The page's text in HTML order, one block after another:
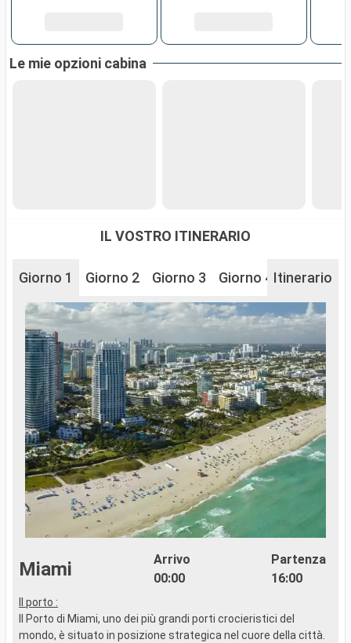
Le mie opzioni cabina
IL VOSTRO ITINERARIO
Giorno 1 Giorno 2 Giorno 3 Giorno 4 Giorno 5
Itinerario
Miami
Arrivo
00:00
Partenza
16:00
Il porto :
Il Porto di Miami, uno dei più grandi porti crocieristici del
mondo, è situato in posizione strategica nel cuore della città.